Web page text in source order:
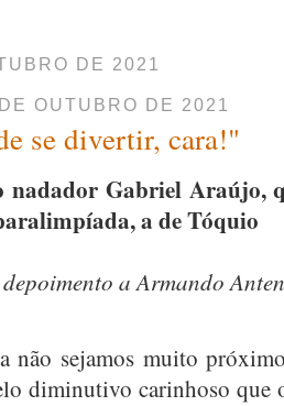
DE 2021
OUTUBRO DE 2021
se divertir, cara!"
nadador Gabriel Araújo,
a de Tóquio
a Armando
não sejamos muito
diminutivo carinhoso que